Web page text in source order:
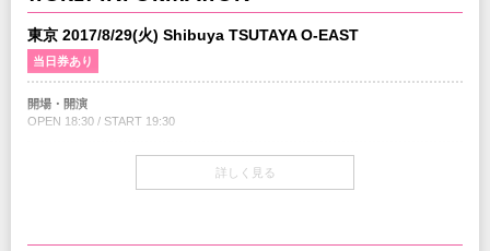
東京 2017/8/29(火) Shibuya TSUTAYA O-EAST
当日券あり
開場・開演
OPEN 18:30 / START 19:30
詳しく見る